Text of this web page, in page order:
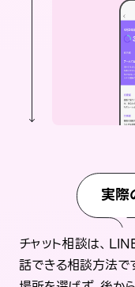
実際
チャット相談は、
話できる相談方法で